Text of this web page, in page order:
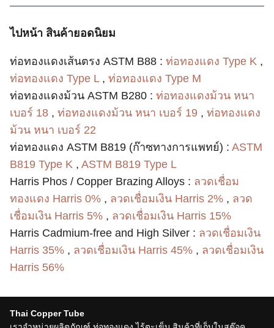
ไปหน้า สินค้ายอดนิยม
ท่อทองแดงเส้นตรง ASTM B88 : ท่อทองแดง Type K ,
ท่อทองแดง Type L, ท่อทองแดง Type M
ท่อทองแดงม้วน ASTM B280 : ท่อทองแดงม้วน หนา
เบอร์ 18 , ท่อทองแดงม้วน หนา เบอร์ 19 , ท่อทองแดง
ม้วน หนา เบอร์ 22
ท่อทองแดง ASTM B819 (ก๊าซทางการแพทย์) : ASTM
B819 Type K , ASTM B819 Type L
Harris Phos / Copper Brazing Alloys : ลวดเชื่อม
ทองแดง Harris 0% , ลวดเชื่อมเงิน Harris 2% , ลวด
เชื่อมเงิน Harris 5% , ลวดเชื่อมเงิน Harris 15%
Harris Cadmium-free and High Silver : ลวดเชื่อมเงิน
Harris 35% , ลวดเชื่อมเงิน Harris 45% , ลวดเชื่อมเงิน
Harris 56%
Thai Copper Tube